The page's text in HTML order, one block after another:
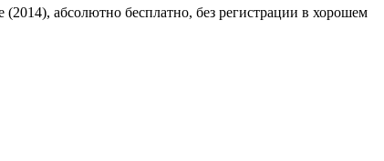
(2014), абсолютно бесплатно, без регистрации в хорошем